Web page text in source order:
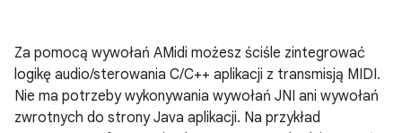
Za pomocą wywołań AMidi możesz ściśle zintegrować
logikę audio/sterowania C/C++ aplikacji z transmisją MIDI.
Nie ma potrzeby wykonywania wywołań JNI ani wywołań
zwrotnych do strony Java aplikacji. Na przykład